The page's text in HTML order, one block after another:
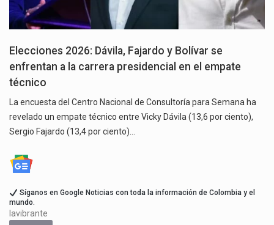
Elecciones 2026: Dávila, Fajardo y Bolívar se
enfrentan a la carrera presidencial en el empate
técnico
La encuesta del Centro Nacional de Consultoría para Semana ha
revelado un empate técnico entre Vicky Dávila (13,6 por ciento),
Sergio Fajardo (13,4 por ciento)…
Síganos en Google Noticias con toda la información de Colombia y el
mundo.
lavibrante